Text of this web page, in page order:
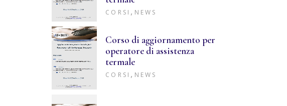
CORSI , NEWS
Corso di aggiornamento per
operatore di assistenza
termale
CORSI , NEWS